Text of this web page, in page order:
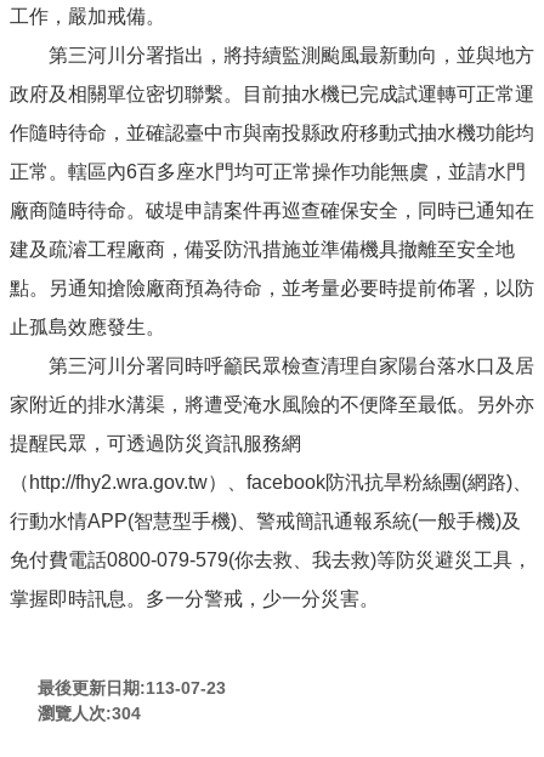
工作，嚴加戒備。
第三河川分署指出，將持續監測颱風最新動向，並與地方
政府及相關單位密切聯繫。目前抽水機已完成試運轉可正常運
作隨時待命，並確認臺中市與南投縣政府移動式抽水機功能均
正常。轄區內6百多座水門均可正常操作功能無虞，並請水門
廠商隨時待命。破堤申請案件再巡查確保安全，同時已通知在
建及疏濬工程廠商，備妥防汛措施並準備機具撤離至安全地
點。另通知搶險廠商預為待命，並考量必要時提前佈署，以防
止孤島效應發生。
第三河川分署同時呼籲民眾檢查清理自家陽台落水口及居
家附近的排水溝渠，將遭受淹水風險的不便降至最低。另外亦
提醒民眾，可透過防災資訊服務網
（http://fhy2.wra.gov.tw）、facebook防汛抗旱粉絲團(網路)、
行動水情APP(智慧型手機)、警戒簡訊通報系統(一般手機)及
免付費電話0800-079-579(你去救、我去救)等防災避災工具，
掌握即時訊息。多一分警戒，少一分災害。
最後更新日期:113-07-23
瀏覽人次:304